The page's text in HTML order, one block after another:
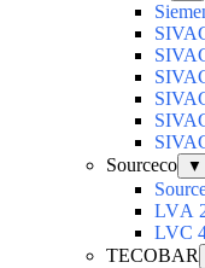
Sourceco
▼
LVА
LVС
TECOBAR